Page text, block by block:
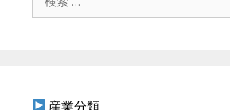
産業分類